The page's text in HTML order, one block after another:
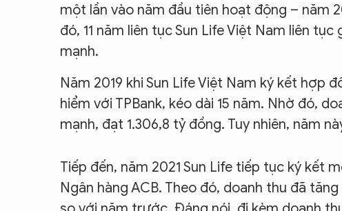
một lần vào năm đầu tiên hoạt động – năm
đó, 11 năm liên tục Sun Life Việt Nam liên
mạnh.
Năm 2019 khi Sun Life Việt Nam ký kết hợp
hiểm với TPBank, kéo dài 15 năm. Nhờ đó,
mạnh, đạt 1.306,8 tỷ đồng. Tuy nhiên, năm
Tiếp đến, năm 2021 Sun Life tiếp tục ký kết
Ngân hàng ACB. Theo đó, doanh thu đã